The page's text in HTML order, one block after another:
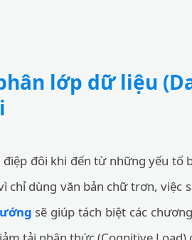
lớp dữ liệu
đôi khi đến từ những yếu tố
chỉ dùng văn bản chữ trơn, việc
sẽ giúp tách biệt các